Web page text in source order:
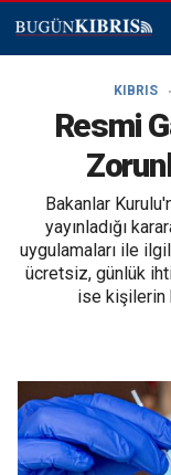
KIBRIS
Resmi
Bakanlar
yayınladığı
uygulamaları ile
ücretsiz, günlük
ise kişilerin